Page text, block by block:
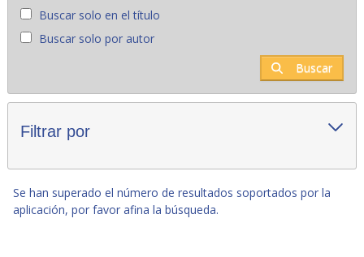
Buscar solo en el título
Buscar solo por autor
Buscar
Filtrar por
Se han superado el número de resultados soportados por la
aplicación, por favor afina la búsqueda.